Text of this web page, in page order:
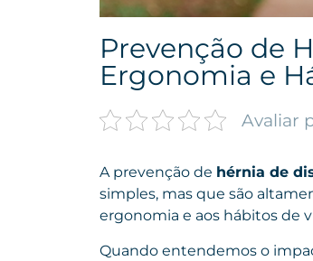
Prevenção de
Ergonomia e
Avaliar
A prevenção de hérnia de
simples, mas que são
ergonomia e aos hábitos de
Quando entendemos o